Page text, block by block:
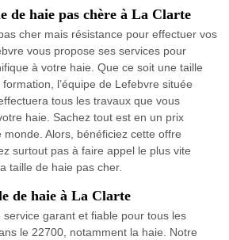
de haie pas chère à La Clarte
cher mais résistance pour effectuer vos
vous propose ses services pour
à votre haie. Que ce soit une taille
l’équipe de Lefebvre située
tous les travaux que vous
haie. Sachez tout est en un prix
Alors, bénéficiez cette offre
surtout pas à faire appel le plus vite
taille de haie pas cher.
de haie à La Clarte
garant et fiable pour tous les
le 22700, notamment la haie. Notre